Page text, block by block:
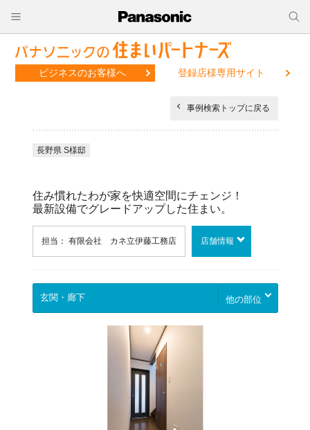
ビジネスのお客様へ 登録店様専用サイト
事例検索トップに戻る
長野県 S様邸
住み慣れたわが家を快適空間にチェンジ！
最新設備でグレードアップした住まい。
担当： 有限会社 カネ立伊藤工務店 店舗情報
他の部位